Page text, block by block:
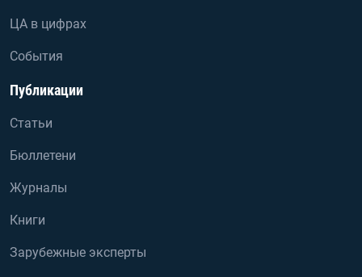
ЦА в цифрах
События
Публикации
Статьи
Бюллетени
Журналы
Книги
Зарубежные эксперты